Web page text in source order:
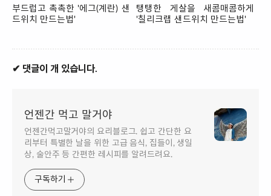
부드럽고 촉촉한 '에그(계란) 샌
드위치 만드는법'
탱탱한 게살을 새콤매콤하게
'칠리크랩 샌드위치 만드는법'
✔ 댓글이 개 있습니다.
언젠간 먹고 말거야
언젠간먹고말거야의 요리블로그. 쉽고 간단한 요
리부터 특별한 날을 위한 고급 음식, 집들이, 생일
상, 술안주 등 간편한 레시피를 알려드려요.
구독하기